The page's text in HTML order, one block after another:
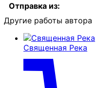
Отправка из:
Другие работы автора
Священная Река